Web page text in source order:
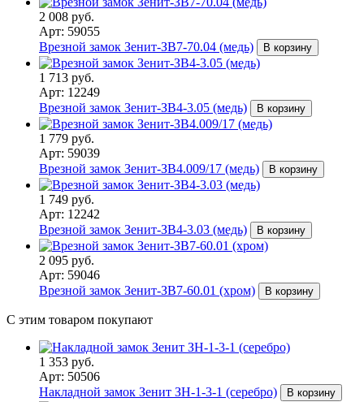
2 008 руб.
Арт: 59055
Врезной замок Зенит-ЗВ7-70.04 (медь)
В корзину
1 713 руб.
Арт: 12249
Врезной замок Зенит-ЗВ4-3.05 (медь)
В корзину
1 779 руб.
Арт: 59039
Врезной замок Зенит-ЗВ4.009/17 (медь)
В корзину
1 749 руб.
Арт: 12242
Врезной замок Зенит-ЗВ4-3.03 (медь)
В корзину
2 095 руб.
Арт: 59046
Врезной замок Зенит-ЗВ7-60.01 (хром)
В корзину
С этим товаром покупают
1 353 руб.
Арт: 50506
Накладной замок Зенит ЗН-1-3-1 (серебро)
В корзину